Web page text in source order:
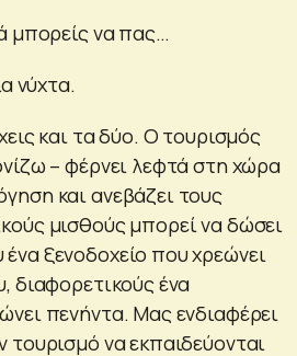
μπορείς να πας…
νύχτα.
και τα δύο. Ο τουρισμός
– φέρνει λεφτά στη χώρα
και ανεβάζει τους
μισθούς μπορεί να δώσει
ξενοδοχείο που χρεώνει
διαφορετικούς ένα
πενήντα. Μας ενδιαφέρει
τουρισμό να εκπαιδεύονται